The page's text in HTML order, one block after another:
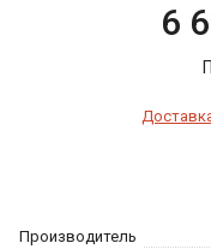
Производитель
6